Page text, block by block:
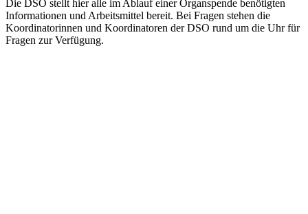
Die DSO stellt hier alle im Ablauf einer Organspende benötigten
Informationen und Arbeitsmittel bereit. Bei Fragen stehen die
Koordinatorinnen und Koordinatoren der DSO rund um die Uhr für
Fragen zur Verfügung.